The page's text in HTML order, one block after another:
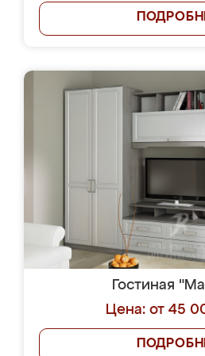
Гостиная
Цена: от 45